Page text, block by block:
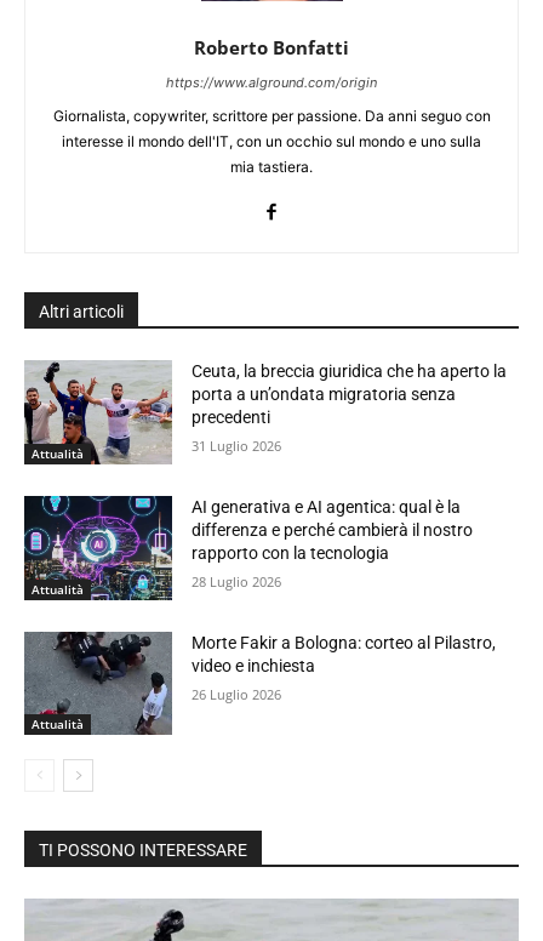
Roberto Bonfatti
https://www.alground.com/origin
Giornalista, copywriter, scrittore per passione. Da anni seguo con
interesse il mondo dell'IT, con un occhio sul mondo e uno sulla
mia tastiera.
Altri articoli
Attualità
Ceuta, la breccia giuridica che ha aperto la
porta a un’ondata migratoria senza
precedenti
31 Luglio 2026
Attualità
AI generativa e AI agentica: qual è la
differenza e perché cambierà il nostro
rapporto con la tecnologia
28 Luglio 2026
Attualità
Morte Fakir a Bologna: corteo al Pilastro,
video e inchiesta
26 Luglio 2026
TI POSSONO INTERESSARE